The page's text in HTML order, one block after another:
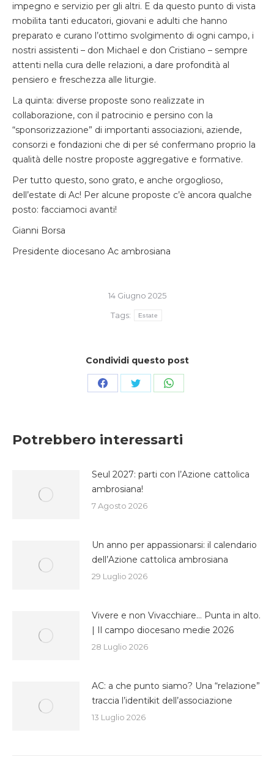
impegno e servizio per gli altri. E da questo punto di vista
mobilita tanti educatori, giovani e adulti che hanno
preparato e curano l’ottimo svolgimento di ogni campo, i
nostri assistenti – don Michael e don Cristiano – sempre
attenti nella cura delle relazioni, a dare profondità al
pensiero e freschezza alle liturgie.
La quinta: diverse proposte sono realizzate in
collaborazione, con il patrocinio e persino con la
“sponsorizzazione” di importanti associazioni, aziende,
consorzi e fondazioni che di per sé confermano proprio la
qualità delle nostre proposte aggregative e formative.
Per tutto questo, sono grato, e anche orgoglioso,
dell’estate di Ac! Per alcune proposte c’è ancora qualche
posto: facciamoci avanti!
Gianni Borsa
Presidente diocesano Ac ambrosiana
14 Giugno 2025
Tags:
Estate
Condividi questo post
CondividiCondividiCondividi
Potrebbero interessarti
Seul 2027: parti con l’Azione cattolica
ambrosiana!
7 Agosto 2026
Un anno per appassionarsi: il calendario
dell’Azione cattolica ambrosiana
29 Luglio 2026
Vivere e non Vivacchiare… Punta in alto.
| Il campo diocesano medie 2026
28 Luglio 2026
AC: a che punto siamo? Una “relazione”
traccia l’identikit dell’associazione
13 Luglio 2026